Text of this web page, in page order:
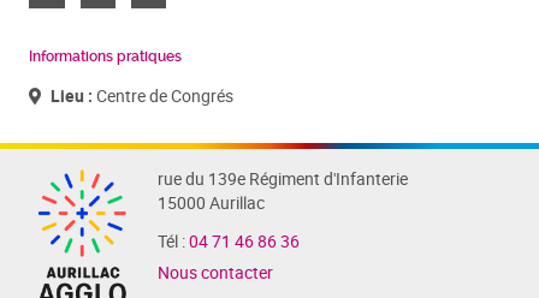
Informations pratiques
Lieu : Centre de Congrés
rue du 139e Régiment d'Infanterie
15000 Aurillac
Tél :04 71 46 86 36
Nous contacter